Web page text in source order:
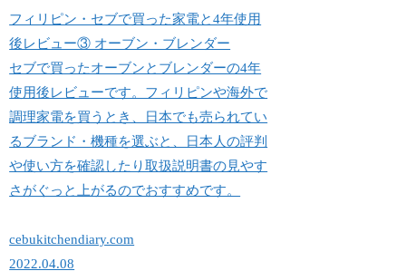
フィリピン・セブで買った家電と4年使用
後レビュー③ オーブン・ブレンダー
セブで買ったオーブンとブレンダーの4年
使用後レビューです。フィリピンや海外で
調理家電を買うとき、日本でも売られてい
るブランド・機種を選ぶと、日本人の評判
や使い方を確認したり取扱説明書の見やす
さがぐっと上がるのでおすすめです。
cebukitchendiary.com
2022.04.08